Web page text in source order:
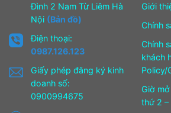
Đình 2 Nam Từ Liêm Hà
Nội (Bản đồ)
Điện thoại:
0987.126.123
Giấy phép đăng ký kinh
doanh số:
0900994675
Giới
Chính
Chính
khách
Policy/
Giờ
thứ 2 –